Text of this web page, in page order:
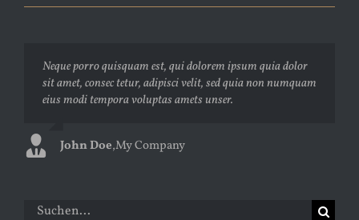
Neque porro quisquam est, qui dolorem ipsum quia dolor
sit amet, consec tetur, adipisci velit, sed quia non numquam
eius modi tempora voluptas amets unser.
John Doe,My Company
Aliquam erat volutpat. Quisque at est id ligula facilisis
laoreet eget pulvinar nibh. Suspendisse at ultrices dui.
Curabitur ac felis arcu sadips ipsums fugiats nemis.
Luke Beck,Theme Fusion
Suche